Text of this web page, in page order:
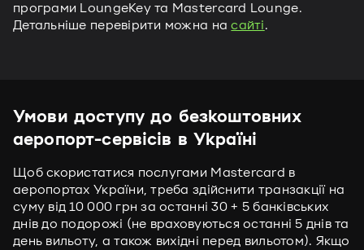
програми LoungeKey та Mastercard Lounge.
Детальніше перевірити можна насайті.
Умови доступу до безкоштовних
аеропорт-сервісів в Україні
Щоб скористатися послугами Mastercard в
аеропортах України, треба здійснити транзакції на
суму від 10 000 грн за останні 30 + 5 банківських
днів до подорожі (не враховуються останні 5 днів та
день вильоту, а також вихідні перед вильотом). Якщо